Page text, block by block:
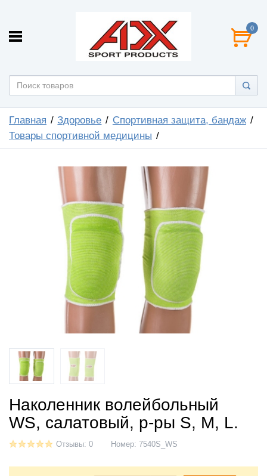
0
Главная Здоровье
Спортивная защита, бандаж
Товары спортивной медицины
Наколенник волейбольный
WS, салатовый, р-ры S, M, L.
Отзывы: 0 Номер: 7540S_WS